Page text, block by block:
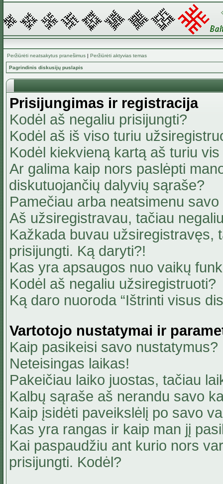
Peržiūrėti neatsakytus pranešimus | Peržiūrėti aktyvias temas
Pagrindinis diskusijų puslapis
Prisijungimas ir registracija
Kodėl aš negaliu prisijungti?
Kodėl aš iš viso turiu
Kodėl kiekvieną kartą aš turiu
Ar galima kaip nors paslėpti
diskutuojančių dalyvių sąraše?
Pamečiau arba neatsimenu
Aš užsiregistravau, tačiau
Kažkada buvau užsiregistravęs,
prisijungti. Ką daryti?!
Kas yra apsaugos nuo vaikų
Kodėl aš negaliu užsiregistruoti?
Ką daro nuoroda “Ištrinti visus
Vartotojo nustatymai ir
Kaip pasikeisi savo nustatymus?
Neteisingas laikas!
Pakeičiau laiko juostas, tačiau
Kalbų sąraše aš nerandu savo
Kaip įsidėti paveikslėlį po savo
Kas yra rangas ir kaip man jį
Kai paspaudžiu ant kurio nors
prisijungti. Kodėl?